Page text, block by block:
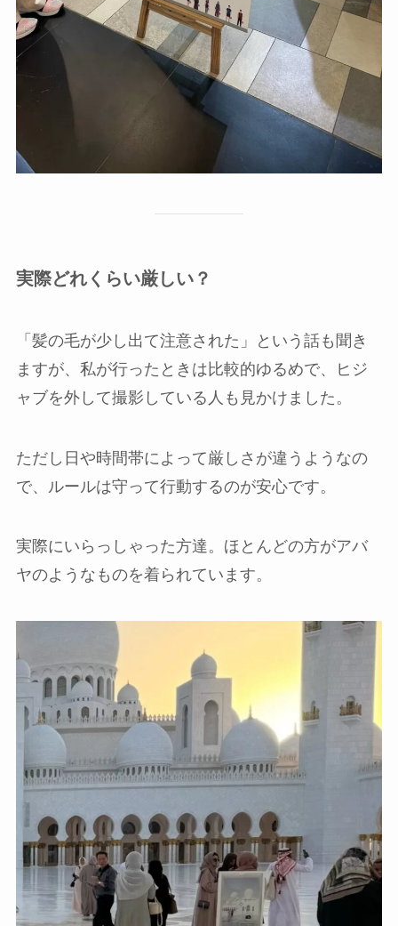
実際どれくらい厳しい？
「髪の毛が少し出て注意された」という話も聞き
ますが、私が行ったときは比較的ゆるめで、ヒジ
ャブを外して撮影している人も見かけました。
ただし日や時間帯によって厳しさが違うようなの
で、ルールは守って行動するのが安心です。
実際にいらっしゃった方達。ほとんどの方がアバ
ヤのようなものを着られています。